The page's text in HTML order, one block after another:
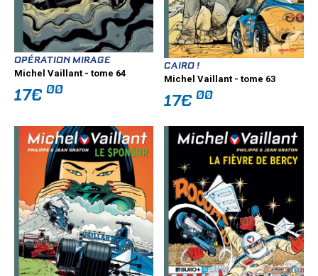
OPÉRATION MIRAGE
Michel Vaillant - tome 64
17€00
CAIRO !
Michel Vaillant - tome 63
17€00